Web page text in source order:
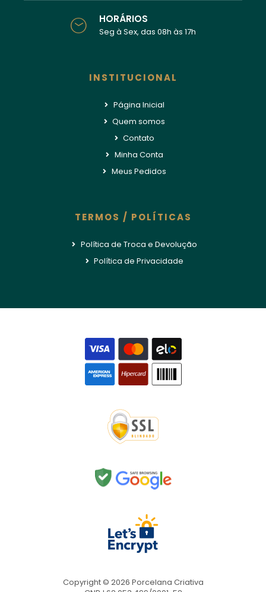
HORÁRIOS
Seg à Sex, das 08h às 17h
INSTITUCIONAL
Página Inicial
Quem somos
Contato
Minha Conta
Meus Pedidos
TERMOS / POLÍTICAS
Política de Troca e Devolução
Política de Privacidade
Copyright © 2026 Porcelana Criativa